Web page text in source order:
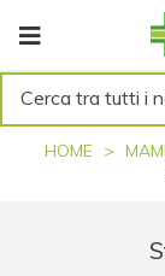
Cerca tra tutti i
HOME